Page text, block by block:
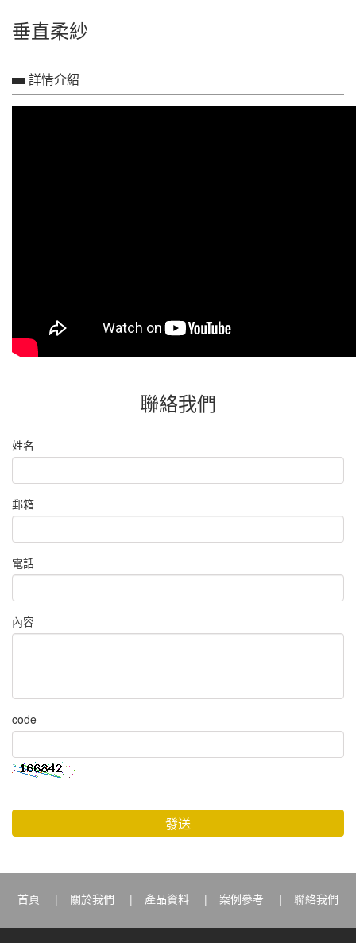
垂直柔紗
詳情介紹
聯絡我們
姓名
郵箱
電話
內容
code
發送
首頁 | 關於我們 | 產品資料 | 案例參考 | 聯絡我們